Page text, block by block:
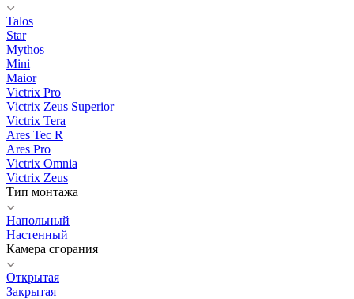
Talos
Star
Mythos
Mini
Maior
Victrix Pro
Victrix Zeus Superior
Victrix Tera
Ares Tec R
Ares Pro
Victrix Omnia
Victrix Zeus
Тип монтажа
Напольный
Настенный
Камера сгорания
Открытая
Закрытая